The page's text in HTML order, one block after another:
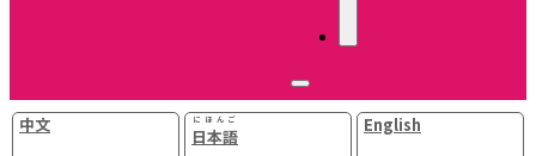
中文
日本語
にほんご English